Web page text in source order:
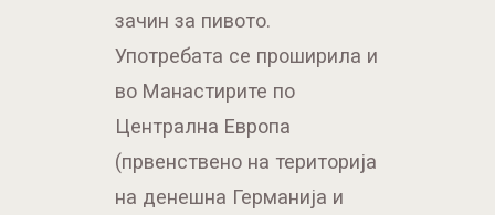
зачин за пивото.
Употребата се проширила и
во Манастирите по
Централна Европа
(првенствено на територија
на денешна Германија и